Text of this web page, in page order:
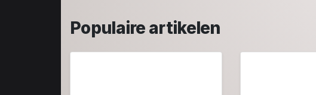
Populaire artikelen